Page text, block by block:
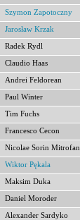
Szymon Zapotoczny
Jarosław Krzak
Radek Rydl
Claudio Haas
Andrei Feldorean
Paul Winter
Tim Fuchs
Francesco Cecon
Nicolae Sorin Mitrofan
Wiktor Pękala
Maksim Duka
Daniel Moroder
Alexander Sardyko